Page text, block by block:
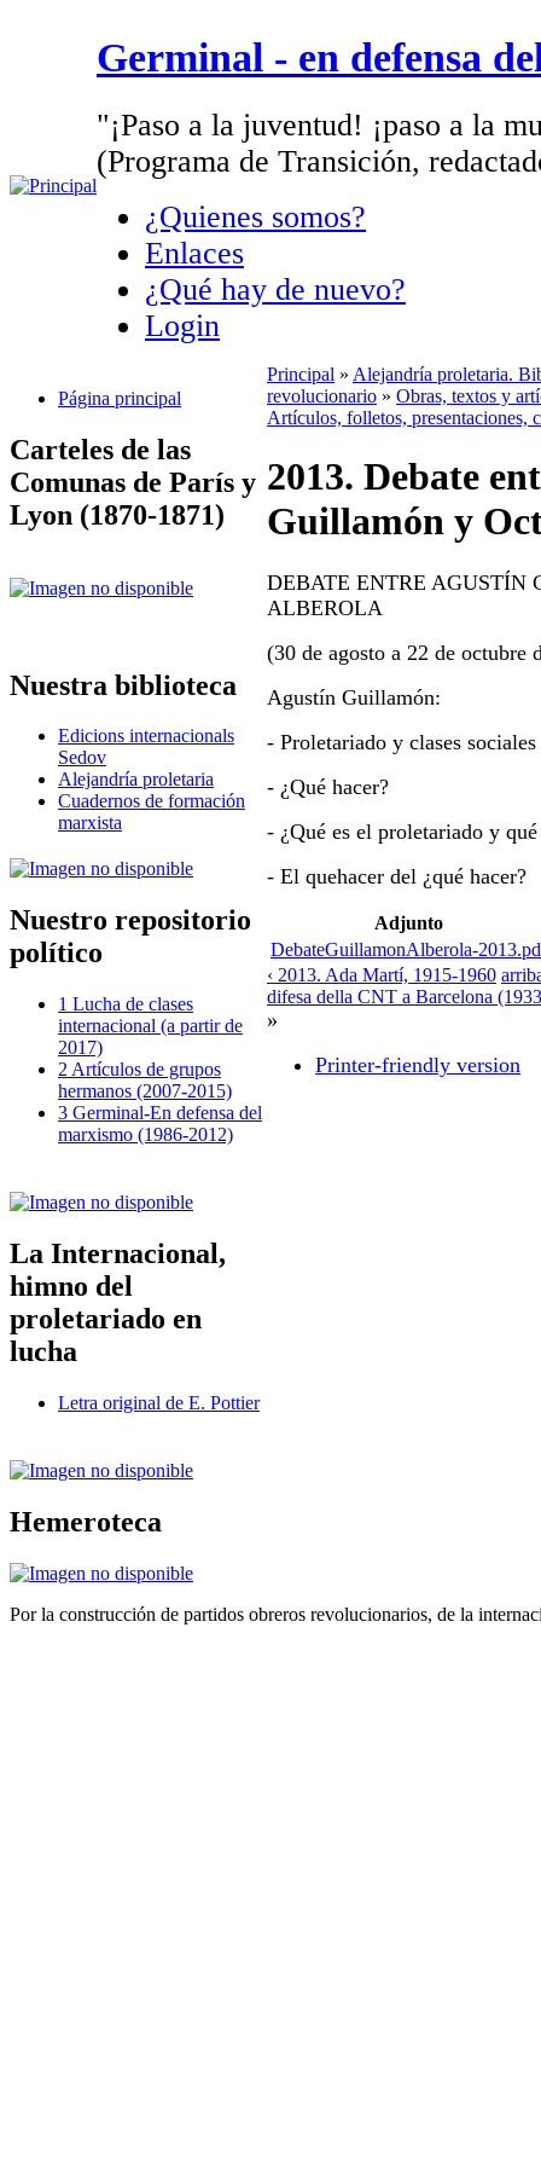
Germinal - en defensa
"¡Paso a la juventud! ¡paso a la
(Programa de Transición,
¿Quienes somos?
Enlaces
¿Qué hay de nuevo?
Login
Página principal
Carteles de las
Comunas de París y
Lyon (1870-1871)
Nuestra biblioteca
Edicions internacionals
Sedov
Alejandría proletaria
Cuadernos de formación
marxista
Nuestro repositorio
político
1 Lucha de clases
internacional (a partir de
2017)
2 Artículos de grupos
hermanos (2007-2015)
3 Germinal-En defensa del
marxismo (1986-2012)
La Internacional,
himno del
proletariado en
lucha
Letra original de E. Pottier
Hemeroteca
Principal » Alejandría proletaria.
revolucionario » Obras, textos y
Artículos, folletos, presentaciones,
2013. Debate
Guillamón y
DEBATE ENTRE AGUSTÍN
ALBEROLA
(30 de agosto a 22 de octubre
Agustín Guillamón:
- Proletariado y clases
- ¿Qué hacer?
- ¿Qué es el proletariado y
- El quehacer del ¿qué hacer?
Adjunto
DebateGuillamonAlberola-
‹ 2013. Ada Martí, 1915-1960
difesa della CNT a Barcelona
»
Printer-friendly version
Por la construcción de partidos obreros revolucionarios, de la